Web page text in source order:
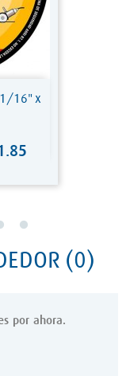
16" x
(0)
por ahora.